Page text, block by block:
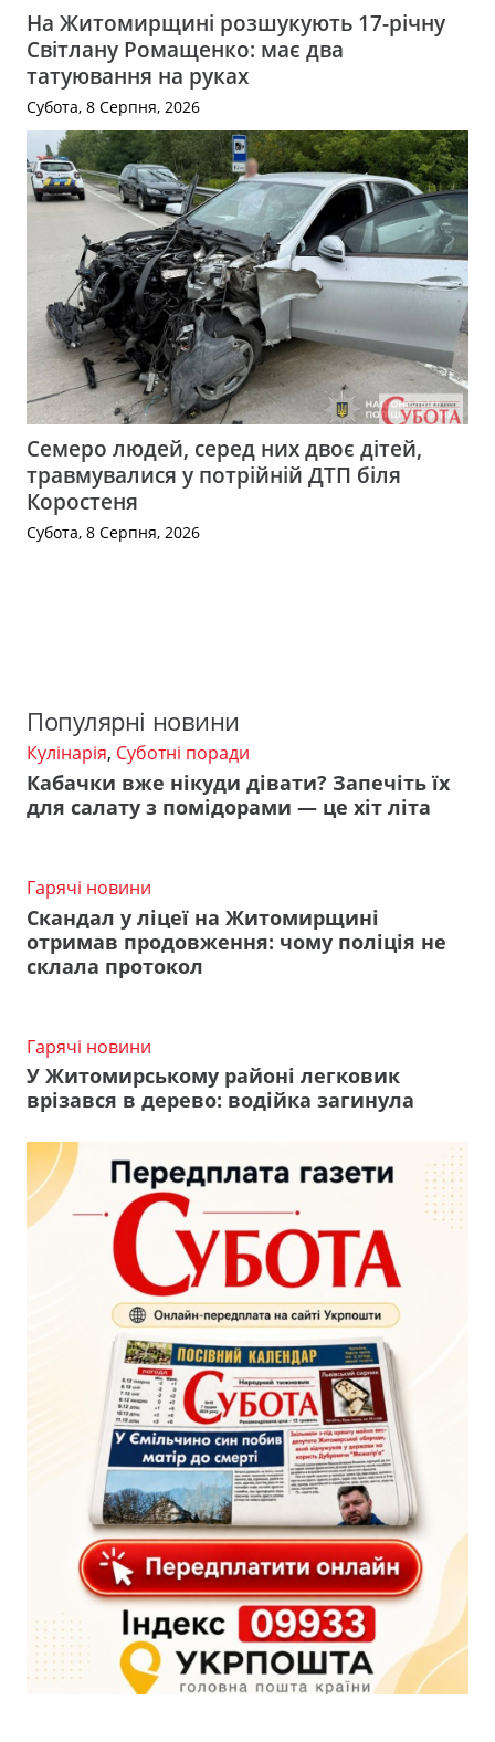
На Житомирщині розшукують 17-річну
Світлану Ромащенко: має два
татуювання на руках
Субота, 8 Серпня, 2026
Семеро людей, серед них двоє дітей,
травмувалися у потрійній ДТП біля
Коростеня
Субота, 8 Серпня, 2026
Популярні новини
Кулінарія, Суботні поради
Кабачки вже нікуди дівати? Запечіть їх
для салату з помідорами — це хіт літа
Гарячі новини
Скандал у ліцеї на Житомирщині
отримав продовження: чому поліція не
склала протокол
Гарячі новини
У Житомирському районі легковик
врізався в дерево: водійка загинула